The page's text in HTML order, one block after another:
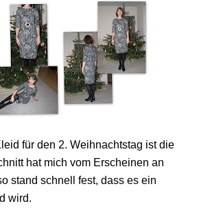
für den 2. Weihnachtstag ist die
hat mich vom Erscheinen an
stand schnell fest, dass es ein
wird.